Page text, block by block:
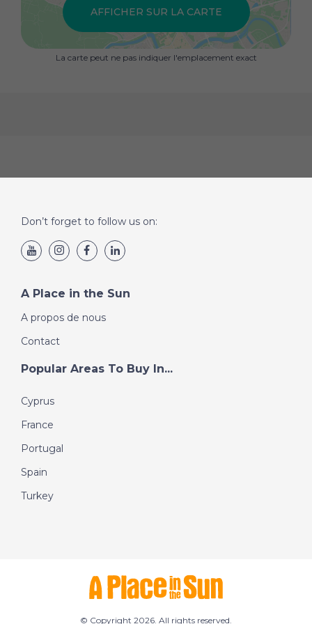
AFFICHER SUR LA CARTE
La carte peut ne pas indiquer l'emplacement exact
Don’t forget to follow us on:
A Place in the Sun
A propos de nous
Contact
Popular Areas To Buy In...
Cyprus
France
Portugal
Spain
Turkey
© Copyright 2026. All rights reserved.